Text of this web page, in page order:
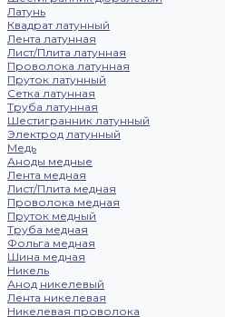
Латунь
Квадрат латунный
Лента латунная
Лист/Плита латунная
Проволока латунная
Пруток латунный
Сетка латунная
Труба латунная
Шестигранник латунный
Электрод латунный
Медь
Аноды медные
Лента медная
Лист/Плита медная
Проволока медная
Пруток медный
Труба медная
Фольга медная
Шина медная
Никель
Анод никелевый
Лента никелевая
Никелевая проволока